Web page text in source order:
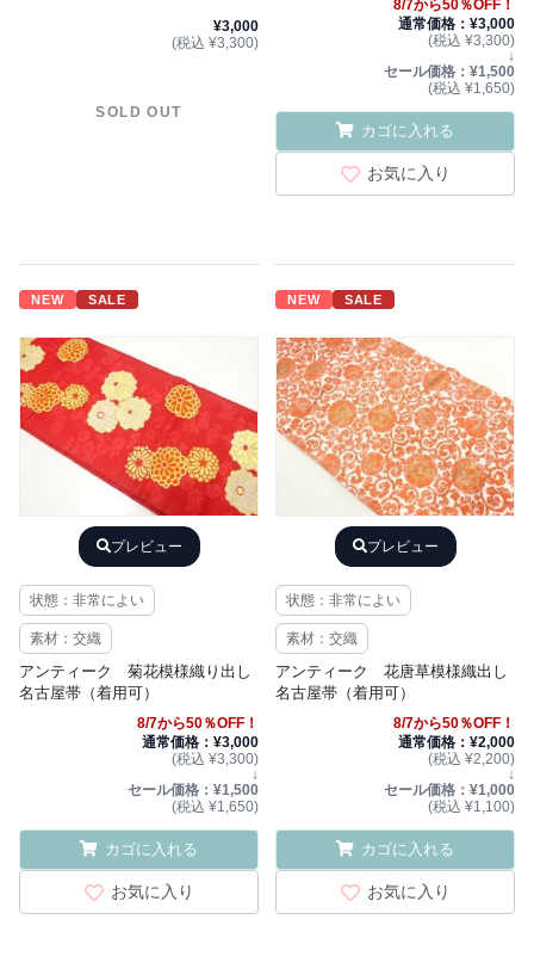
¥3,000
(税込 ¥3,300)
SOLD OUT
8/7から50％OFF！
通常価格：¥3,000
(税込 ¥3,300)
↓
セール価格：¥1,500
(税込 ¥1,650)
カゴに入れる
お気に入り
NEW SALE
プレビュー
状態：非常によい
素材：交織
アンティーク 菊花模様織り出し
名古屋帯（着用可）
8/7から50％OFF！
通常価格：¥3,000
(税込 ¥3,300)
↓
セール価格：¥1,500
(税込 ¥1,650)
カゴに入れる
お気に入り
NEW SALE
プレビュー
状態：非常によい
素材：交織
アンティーク 花唐草模様織出し
名古屋帯（着用可）
8/7から50％OFF！
通常価格：¥2,000
(税込 ¥2,200)
↓
セール価格：¥1,000
(税込 ¥1,100)
カゴに入れる
お気に入り